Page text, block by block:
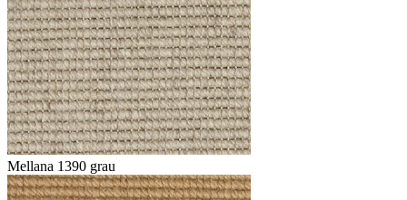
Mellana 1390 grau